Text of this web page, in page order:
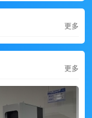
更多
更多